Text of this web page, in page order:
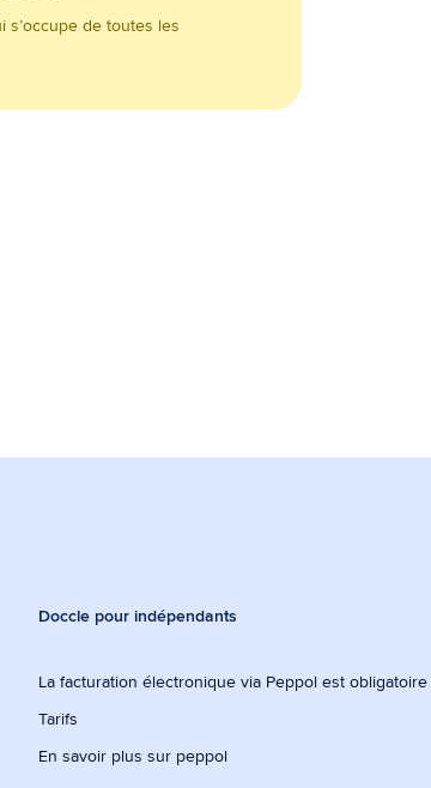
s’occupe de toutes les
Doccle pour indépendants
La facturation électronique via Peppol est
Tarifs
En savoir plus sur peppol